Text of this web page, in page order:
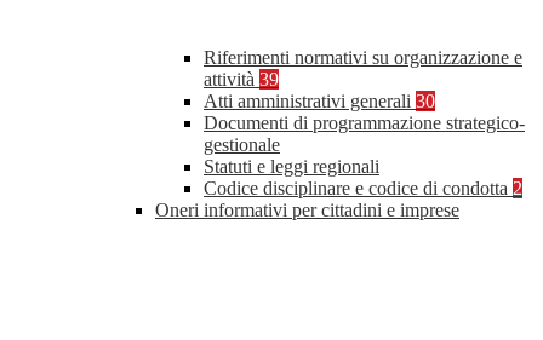
Riferimenti normativi su organizzazione e
attività 39
Atti amministrativi generali 30
Documenti di programmazione strategico-
gestionale
Statuti e leggi regionali
Codice disciplinare e codice di condotta 2
Oneri informativi per cittadini e imprese